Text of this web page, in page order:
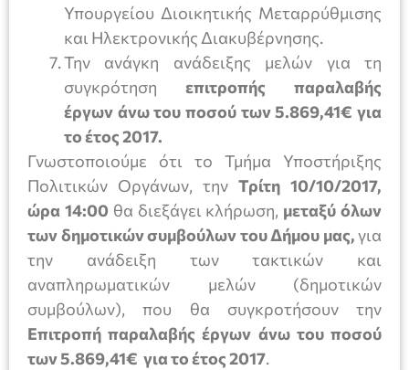
Υπουργείου Διοικητικής Μεταρρύθμισης
και Ηλεκτρονικής Διακυβέρνησης.
Την ανάγκη ανάδειξης μελών για τη
συγκρότηση επιτροπής παραλαβής
έργων άνω του ποσού των 5.869,41€ για
το έτος 2017.
Γνωστοποιούμε ότι το Τμήμα Υποστήριξης
Πολιτικών Οργάνων, την Τρίτη 10/10/2017,
ώρα 14:00 θα διεξάγει κλήρωση, μεταξύ όλων
των δημοτικών συμβούλων του Δήμου μας,για
την ανάδειξη των τακτικών και
αναπληρωματικών μελών (δημοτικών
συμβούλων), που θα συγκροτήσουν την
Επιτροπή παραλαβής έργων άνω του ποσού
των 5.869,41€ για το έτος 2017.